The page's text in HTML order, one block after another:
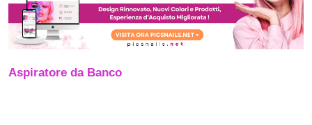
Aspiratore da Banco